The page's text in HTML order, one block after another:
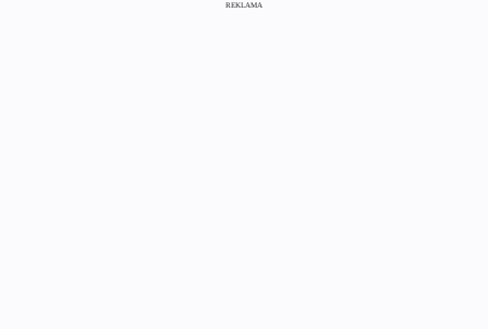
REKLAMA